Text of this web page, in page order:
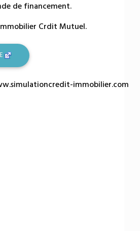
de financement.
Crdit Mutuel.
immobilier.com